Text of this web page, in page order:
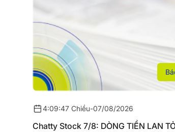
4:09:47 Chiều-07/08/2026
Chatty Stock 7/8: DÒNG TIỀN LAN